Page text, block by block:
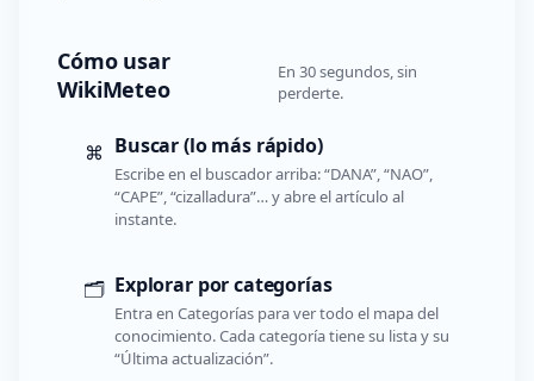
Cómo usar
WikiMeteo
En 30 segundos, sin
perderte.
⌘ Buscar (lo más rápido)
Escribe en el buscador arriba: “DANA”, “NAO”,
“CAPE”, “cizalladura”… y abre el artículo al
instante.
🗂️ Explorar por categorías
Entra en Categorías para ver todo el mapa del
conocimiento. Cada categoría tiene su lista y su
“Última actualización”.